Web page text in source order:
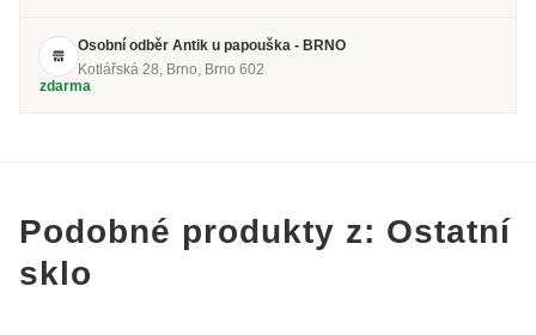
Osobní odběr Antik u papouška - BRNO
Kotlářská 28, Brno, Brno 602
zdarma
Podobné produkty z: Ostatní
sklo